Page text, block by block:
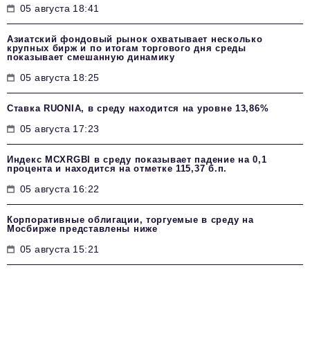
05 августа 18:41
Азиатский фондовый рынок охватывает несколько
крупных бирж и по итогам торгового дня среды
показывает смешанную динамику
05 августа 18:25
Ставка RUONIA, в среду находится на уровне 13,86%
05 августа 17:23
Индекс MCXRGBI в среду показывает падение на 0,1
процента и находится на отметке 115,37 б.п.
05 августа 16:22
Корпоративные облигации, торгуемые в среду на
Мосбирже представлены ниже
05 августа 15:21